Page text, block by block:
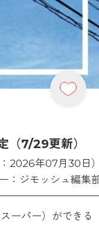
（7/29更新）
2026年07月30日）
：ジモッシュ編集
ーパー）ができる